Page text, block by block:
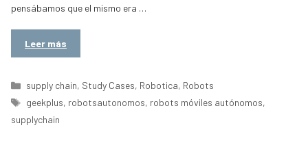
pensábamos que el mismo era …
Leer más
Categorías
supply chain, Study Cases, Robotica, Robots
Etiquetas
geekplus, robotsautonomos, robots móviles autónomos,
supplychain